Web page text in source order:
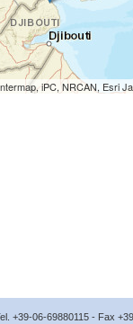
iPC, NRCAN, Esri
+39-06-69880115 - Fax